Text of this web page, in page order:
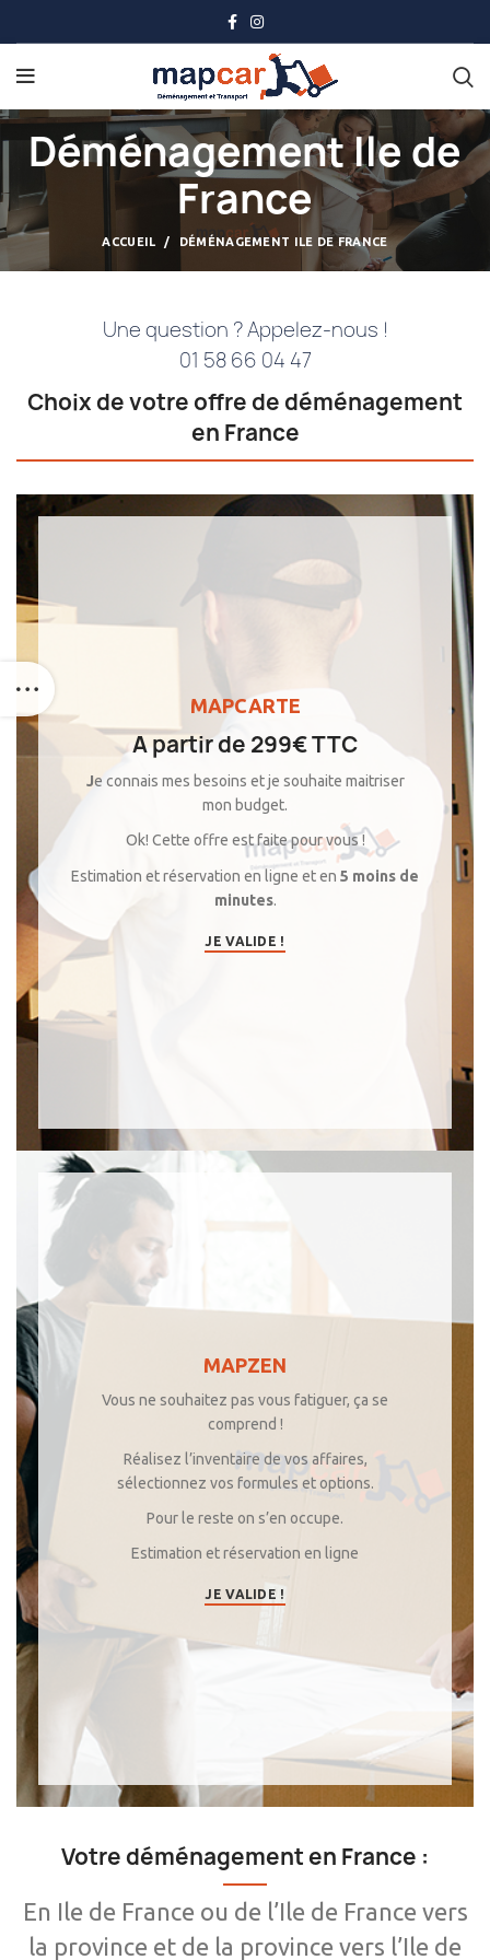
Déménagement Ile de
France
ACCUEIL DÉMÉNAGEMENT ILE DE FRANCE
Une question ? Appelez-nous !
01 58 66 04 47
Choix de votre offre de déménagement
en France
MAPCARTE
A partir de 299€ TTC
Je connais mes besoins et je souhaite maitriser
mon budget.
Ok! Cette offre est faite pour vous !
Estimation et réservation en ligne et en 5 moins de
minutes.
JE VALIDE !
MAPZEN
Vous ne souhaitez pas vous fatiguer, ça se
comprend !
Réalisez l’inventaire de vos affaires,
sélectionnez vos formules et options.
Pour le reste on s’en occupe.
Estimation et réservation en ligne
JE VALIDE !
Votre déménagement en France :
En Ile de France ou de l’Ile de France vers
la province et de la province vers l’Ile de